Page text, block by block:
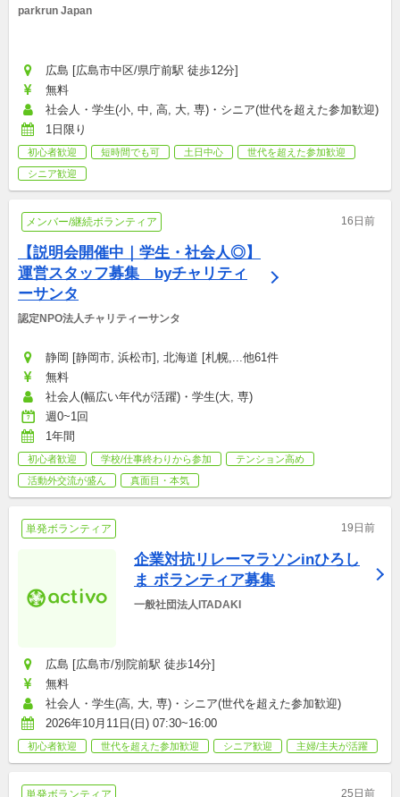
parkrun Japan
広島 [広島市中区/県庁前駅 徒歩12分]
無料
社会人・学生(小, 中, 高, 大, 専)・シニア(世代を超えた参加歓迎)
1日限り
初心者歓迎 短時間でも可 土日中心
世代を超えた参加歓迎
シニア歓迎
メンバー/継続ボランティア 16日前
【説明会開催中｜学生・社会人◎】
運営スタッフ募集　byチャリティ
ーサンタ
認定NPO法人チャリティーサンタ
静岡 [静岡市, 浜松市], 北海道 [札幌,...他61件
無料
社会人(幅広い年代が活躍)・学生(大, 専)
週0~1回
1年間
初心者歓迎 学校/仕事終わりから参加
テンション高め
活動外交流が盛ん
真面目・本気
単発ボランティア 19日前
企業対抗リレーマラソンinひろし
ま ボランティア募集
一般社団法人ITADAKI
広島 [広島市/別院前駅 徒歩14分]
無料
社会人・学生(高, 大, 専)・シニア(世代を超えた参加歓迎)
2026年10月11日(日) 07:30~16:00
初心者歓迎 世代を超えた参加歓迎 シニア歓迎 主婦/主夫が活躍
単発ボランティア 25日前